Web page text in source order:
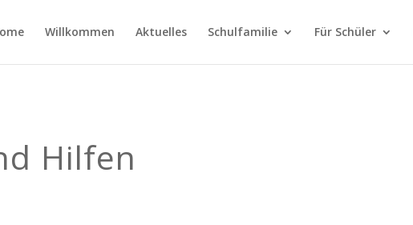
Willkommen Aktuelles Schulfamilie Für Schüler
Hilfen